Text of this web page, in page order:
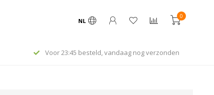
NL
0
Voor 23:45 besteld, vandaag nog verzonden